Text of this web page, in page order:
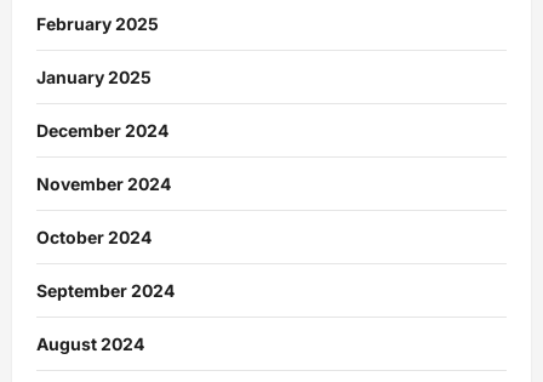
February 2025
January 2025
December 2024
November 2024
October 2024
September 2024
August 2024